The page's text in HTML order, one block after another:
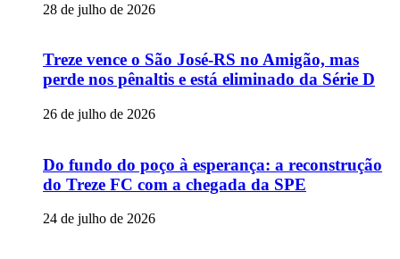
28 de julho de 2026
Treze vence o São José-RS no Amigão, mas
perde nos pênaltis e está eliminado da Série D
26 de julho de 2026
Do fundo do poço à esperança: a reconstrução
do Treze FC com a chegada da SPE
24 de julho de 2026